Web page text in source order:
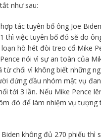
như sau:
tác tuyên bố ông Joe Biden
thì việc tuyên bố đó sẽ do
hò hét đòi treo cổ Mike
nói vì sự an toàn của
từ chối vì không biết những
đứng đầu nhóm mật vụ
tới 3 lần. Nếu Mike Pence
đó để làm nhiệm vụ tượng
không đủ 270 phiếu thì